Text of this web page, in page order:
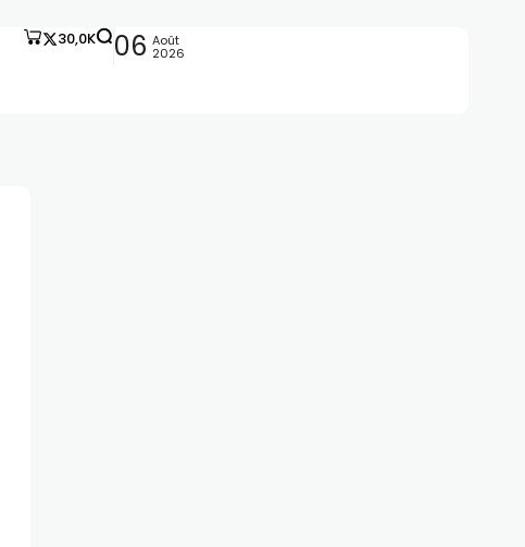
30,0K 06 Août
2026